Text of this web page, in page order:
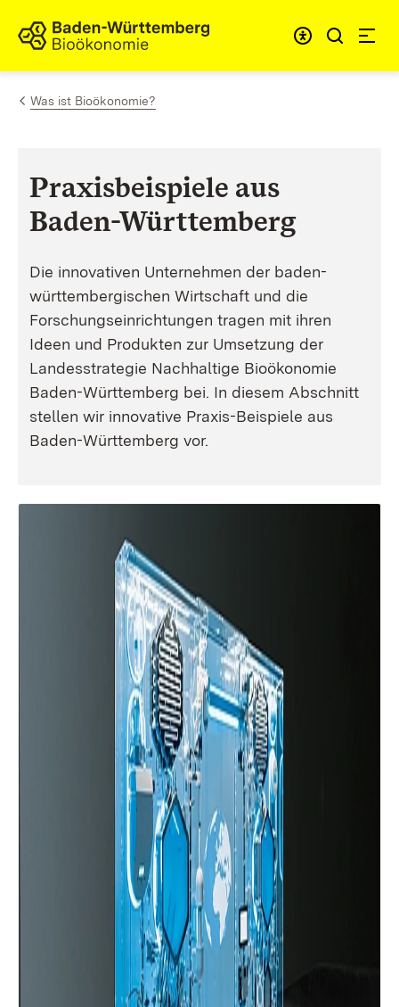
Zum Inhalt springen
Link zur Startseite
Was ist Bioökonomie?
Praxisbeispiele aus
Baden-Württemberg
Die innovativen Unternehmen der baden-
württembergischen Wirtschaft und die
Forschungseinrichtungen tragen mit ihren
Ideen und Produkten zur Umsetzung der
Landesstrategie Nachhaltige Bioökonomie
Baden-Württemberg bei. In diesem Abschnitt
stellen wir innovative Praxis-Beispiele aus
Baden-Württemberg vor.